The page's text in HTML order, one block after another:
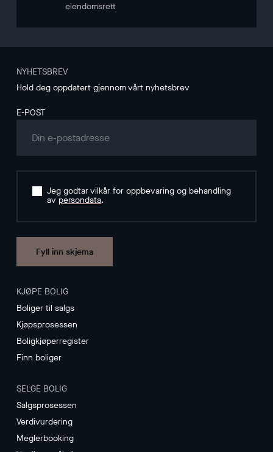
eiendomsrett
NYHETSBREV
Hold deg oppdatert gjennom vårt nyhetsbrev
E-POST
Jeg godtar vilkår for oppbevaring og behandling
av persondata.
Fyll inn skjema
KJØPE BOLIG
Boliger til salgs
Kjøpsprosessen
Boligkjøperregister
Finn boliger
SELGE BOLIG
Salgsprosessen
Verdivurdering
Meglerbooking